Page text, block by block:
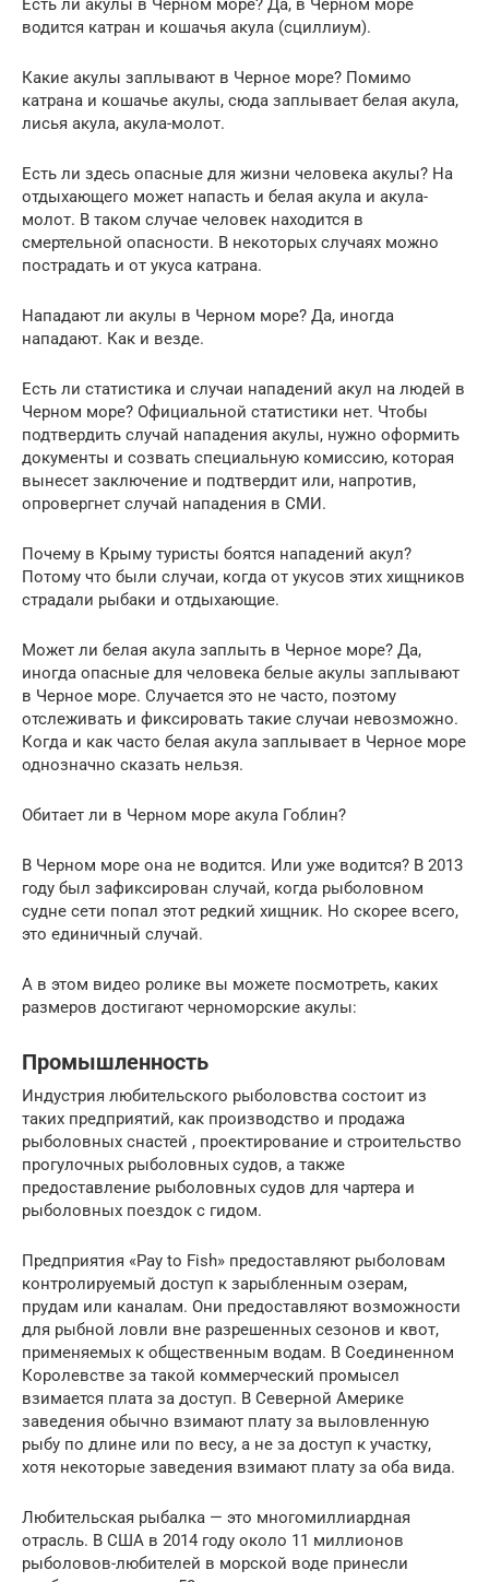
Есть ли акулы в Черном море? Да, в Черном море
водится катран и кошачья акула (сциллиум).
Какие акулы заплывают в Черное море? Помимо
катрана и кошачье акулы, сюда заплывает белая акула,
лисья акула, акула-молот.
Есть ли здесь опасные для жизни человека акулы? На
отдыхающего может напасть и белая акула и акула-
молот. В таком случае человек находится в
смертельной опасности. В некоторых случаях можно
пострадать и от укуса катрана.
Нападают ли акулы в Черном море? Да, иногда
нападают. Как и везде.
Есть ли статистика и случаи нападений акул на людей в
Черном море? Официальной статистики нет. Чтобы
подтвердить случай нападения акулы, нужно оформить
документы и созвать специальную комиссию, которая
вынесет заключение и подтвердит или, напротив,
опровергнет случай нападения в СМИ.
Почему в Крыму туристы боятся нападений акул?
Потому что были случаи, когда от укусов этих хищников
страдали рыбаки и отдыхающие.
Может ли белая акула заплыть в Черное море? Да,
иногда опасные для человека белые акулы заплывают
в Черное море. Случается это не часто, поэтому
отслеживать и фиксировать такие случаи невозможно.
Когда и как часто белая акула заплывает в Черное море
однозначно сказать нельзя.
Обитает ли в Черном море акула Гоблин?
В Черном море она не водится. Или уже водится? В 2013
году был зафиксирован случай, когда рыболовном
судне сети попал этот редкий хищник. Но скорее всего,
это единичный случай.
А в этом видео ролике вы можете посмотреть, каких
размеров достигают черноморские акулы:
Промышленность
Индустрия любительского рыболовства состоит из
таких предприятий, как производство и продажа
рыболовных снастей , проектирование и строительство
прогулочных рыболовных судов, а также
предоставление рыболовных судов для чартера и
рыболовных поездок с гидом.
Предприятия «Pay to Fish» предоставляют рыболовам
контролируемый доступ к зарыбленным озерам,
прудам или каналам. Они предоставляют возможности
для рыбной ловли вне разрешенных сезонов и квот,
применяемых к общественным водам. В Соединенном
Королевстве за такой коммерческий промысел
взимается плата за доступ. В Северной Америке
заведения обычно взимают плату за выловленную
рыбу по длине или по весу, а не за доступ к участку,
хотя некоторые заведения взимают плату за оба вида.
Любительская рыбалка — это многомиллиардная
отрасль. В США в 2014 году около 11 миллионов
рыболовов-любителей в морской воде принесли